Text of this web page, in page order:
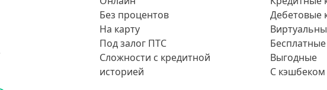
Без процентов
На карту
Под залог ПТС
Сложности с кредитной
историей
Дебетовые
Бесплатные
Выгодные
С кэшбеком